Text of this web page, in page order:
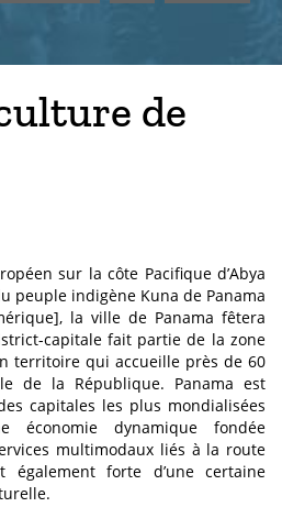
de
sur la côte Pacifique d’Abya
peuple indigène Kuna de Panama
la ville de Panama fêtera
capitale fait partie de la zone
territoire qui accueille près de 60
de la République. Panama est
capitales les plus mondialisées
économie dynamique fondée
multimodaux liés à la route
également forte d’une certaine